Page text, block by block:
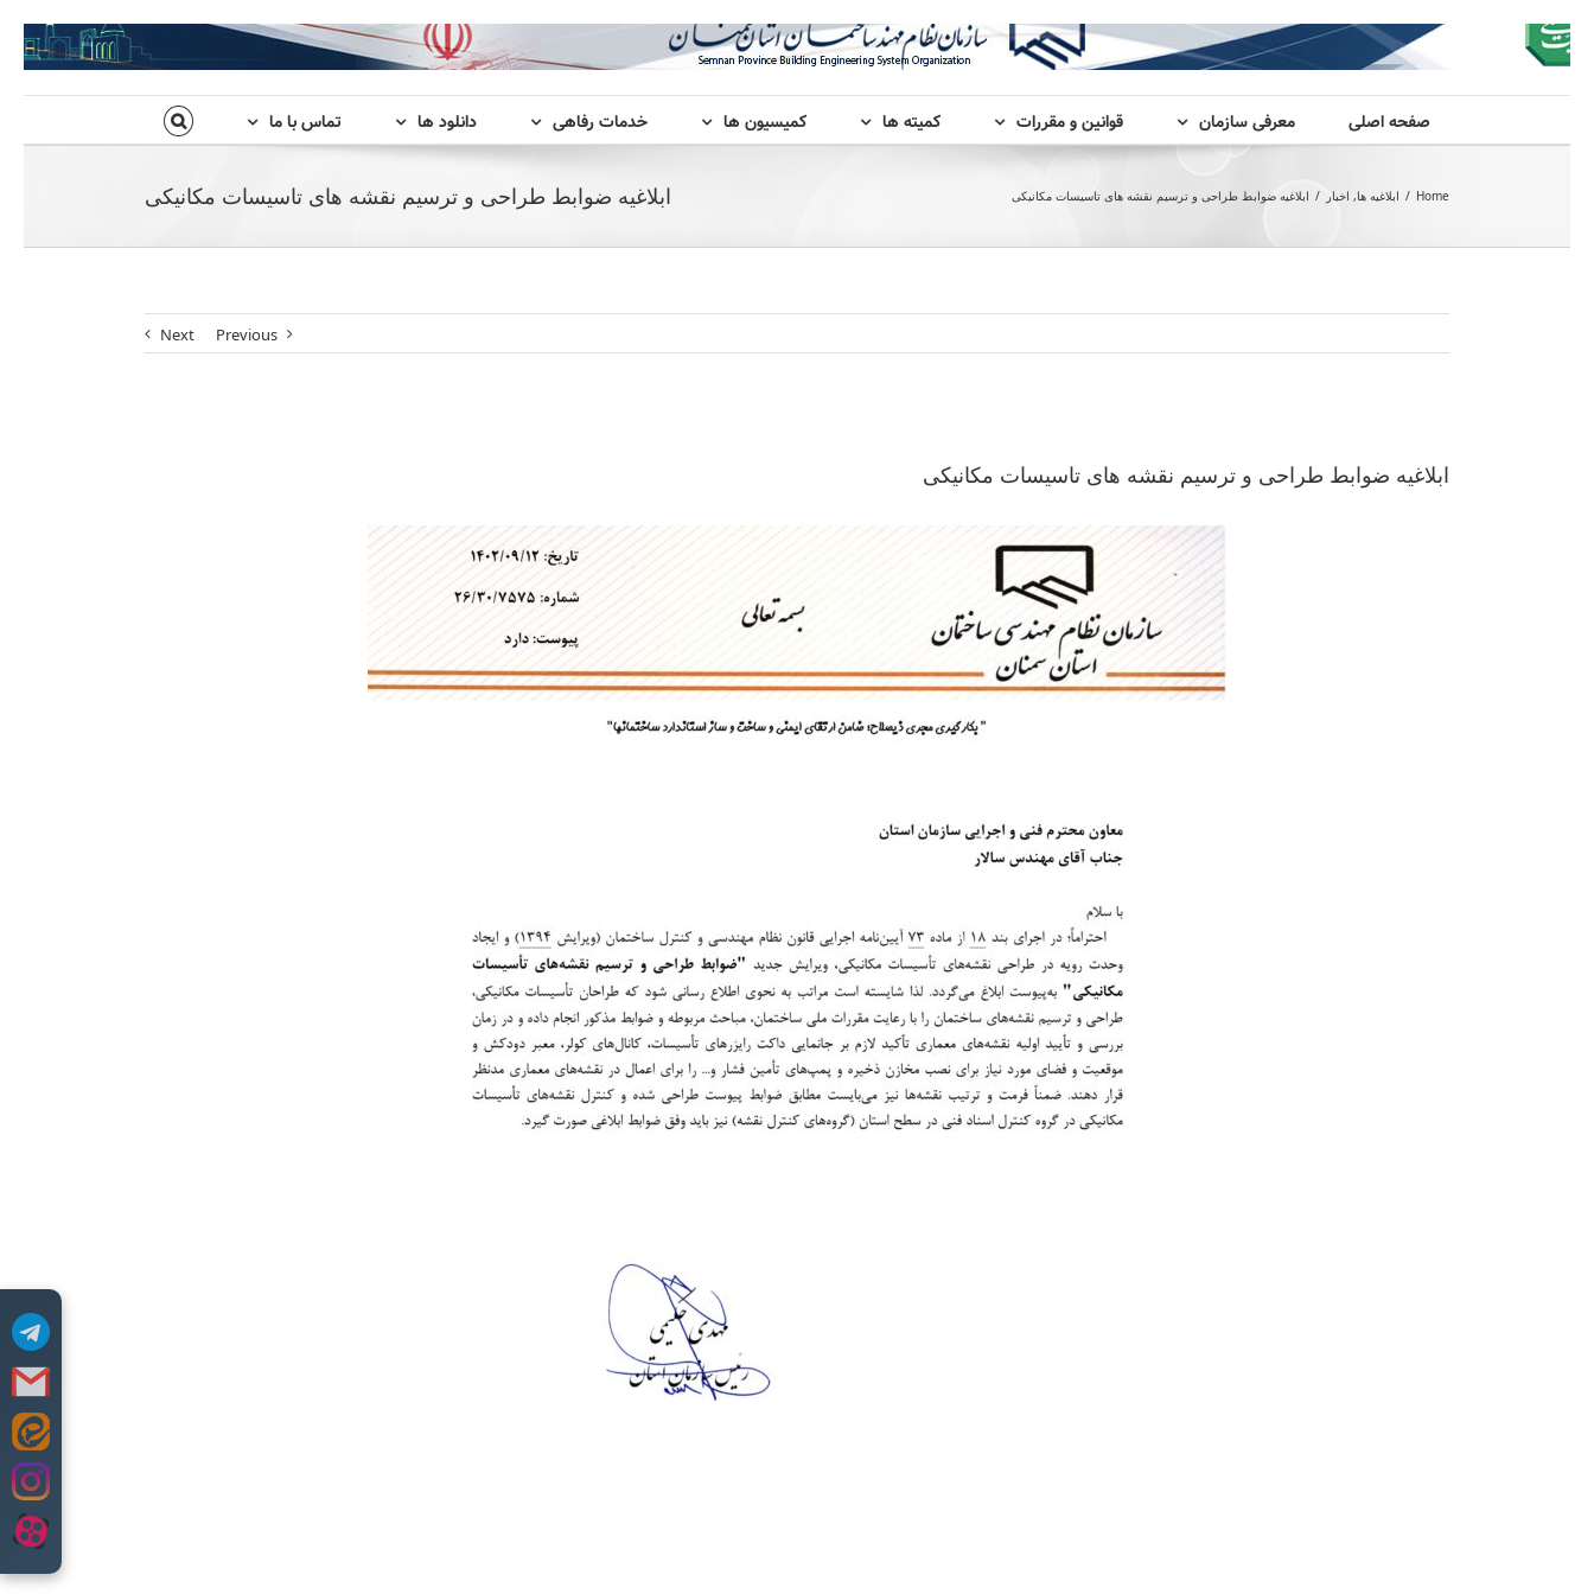
صفحه اصلی معرفی سازمان قوانین و مقررات کمیته ها کمیسیون ها خدمات رفاهی دانلود ها تماس با ما
ابلاغیه ضوابط طراحی و ترسیم نقشه های تاسیسات مکانیکی Home
/ ابلاغیه ها, اخبار / ابلاغیه ضوابط طراحی و ترسیم نقشه های تاسیسات مکانیکی
Previous
Next
Image
ابلاغیه ضوابط طراحی و ترسیم نقشه های تاسیسات مکانیکی